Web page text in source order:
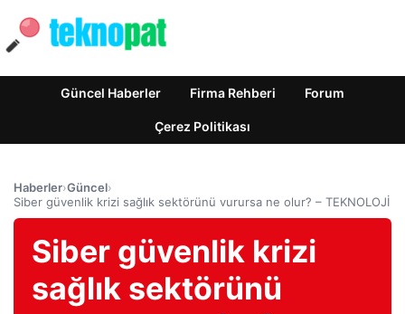
Güncel Haberler Firma Rehberi Forum
Çerez Politikası
Haberler›Güncel›
Siber güvenlik krizi sağlık sektörünü vurursa ne olur? – TEKNOLOJİ
Siber güvenlik krizi
sağlık sektörünü